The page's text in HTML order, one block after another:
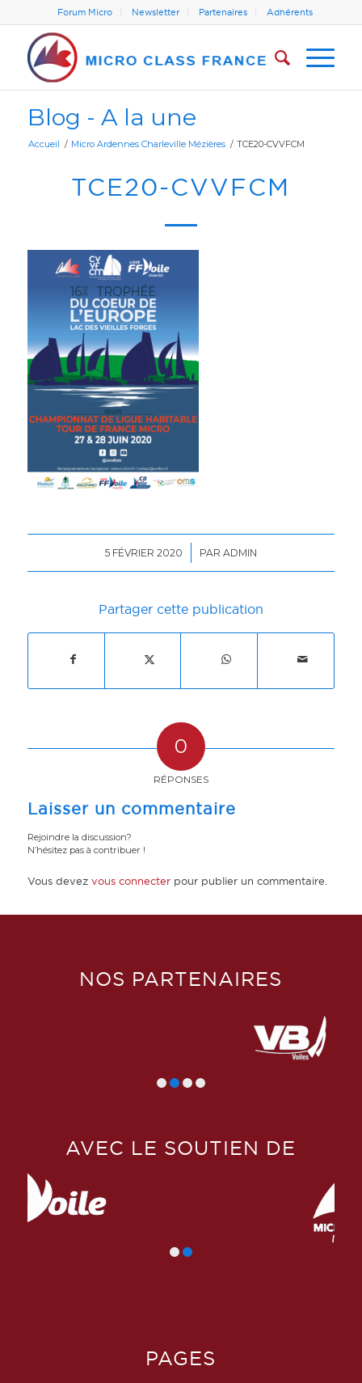
Forum Micro Newsletter Partenaires Adhérents
Blog - A la une
Accueil / Micro Ardennes Charleville Mézières / TCE20-CVVFCM
TCE20-CVVFCM
5 FÉVRIER 2020
/ PAR ADMIN
Partager cette publication
0
RÉPONSES
Laisser un commentaire
Rejoindre la discussion?
N’hésitez pas à contribuer !
Vous devez vous connecterpour publier un commentaire.
NOS PARTENAIRES
AVEC LE SOUTIEN DE
PAGES